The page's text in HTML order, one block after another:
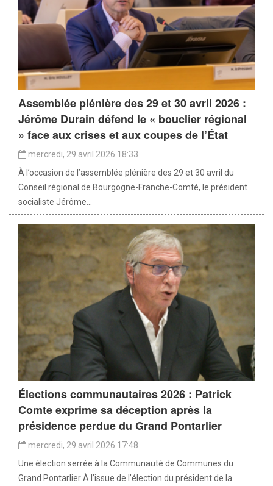
Assemblée plénière des 29 et 30 avril 2026 :
Jérôme Durain défend le « bouclier régional
» face aux crises et aux coupes de l’État
mercredi, 29 avril 2026 18:33
À l’occasion de l’assemblée plénière des 29 et 30 avril du
Conseil régional de Bourgogne-Franche-Comté, le président
socialiste Jérôme...
Élections communautaires 2026 : Patrick
Comte exprime sa déception après la
présidence perdue du Grand Pontarlier
mercredi, 29 avril 2026 17:48
Une élection serrée à la Communauté de Communes du
Grand Pontarlier À l’issue de l’élection du président de la